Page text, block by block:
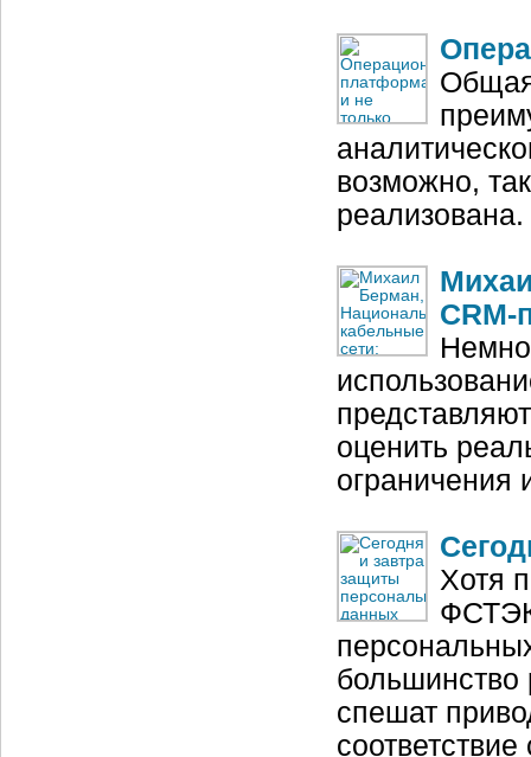
возможно,
CRM-
оценить
Хотя
большинство
спешат